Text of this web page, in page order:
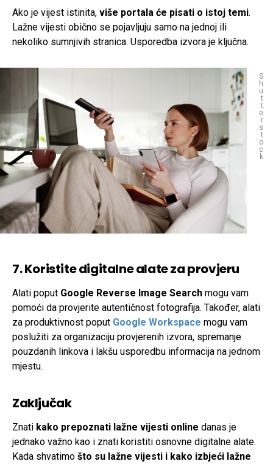
Ako je vijest istinita, više portala će pisati o istoj temi.
Lažne vijesti obično se pojavljuju samo na jednoj ili
nekoliko sumnjivih stranica. Usporedba izvora je ključna.
S
h
u
t
t
e
r
s
t
o
c
k
7. Koristite digitalne alate za provjeru
Alati poput Google Reverse Image Search mogu vam
pomoći da provjerite autentičnost fotografija. Također, alati
za produktivnost poput Google Workspace mogu vam
poslužiti za organizaciju provjerenih izvora, spremanje
pouzdanih linkova i lakšu usporedbu informacija na jednom
mjestu.
Zaključak
Znati kako prepoznati lažne vijesti online danas je
jednako važno kao i znati koristiti osnovne digitalne alate.
Kada shvatimo što su lažne vijesti i kako izbjeći lažne